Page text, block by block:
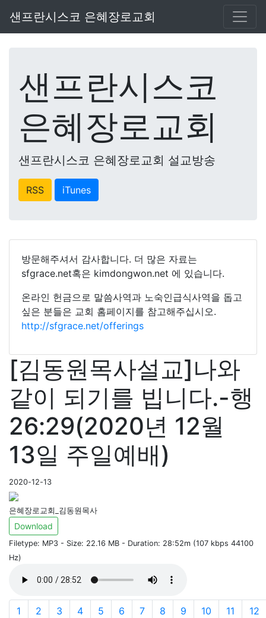
샌프란시스코 은혜장로교회
샌프란시스코
은혜장로교회
샌프란시스코 은혜장로교회 설교방송
RSS iTunes
방문해주셔서 감사합니다. 더 많은 자료는
sfgrace.net혹은 kimdongwon.net 에 있습니다.
온라인 헌금으로 말씀사역과 노숙인급식사역을 돕고
싶은 분들은 교회 홈페이지를 참고해주십시오.
http://sfgrace.net/offerings
[김동원목사설교]나와
같이 되기를 빕니다.-행
26:29(2020년 12월
13일 주일예배)
2020-12-13
은혜장로교회_김동원목사
Download
Filetype: MP3 - Size: 22.16 MB - Duration: 28:52m (107 kbps 44100
Hz)
1 2 3 4 5 6 7 8 9 10 11 12